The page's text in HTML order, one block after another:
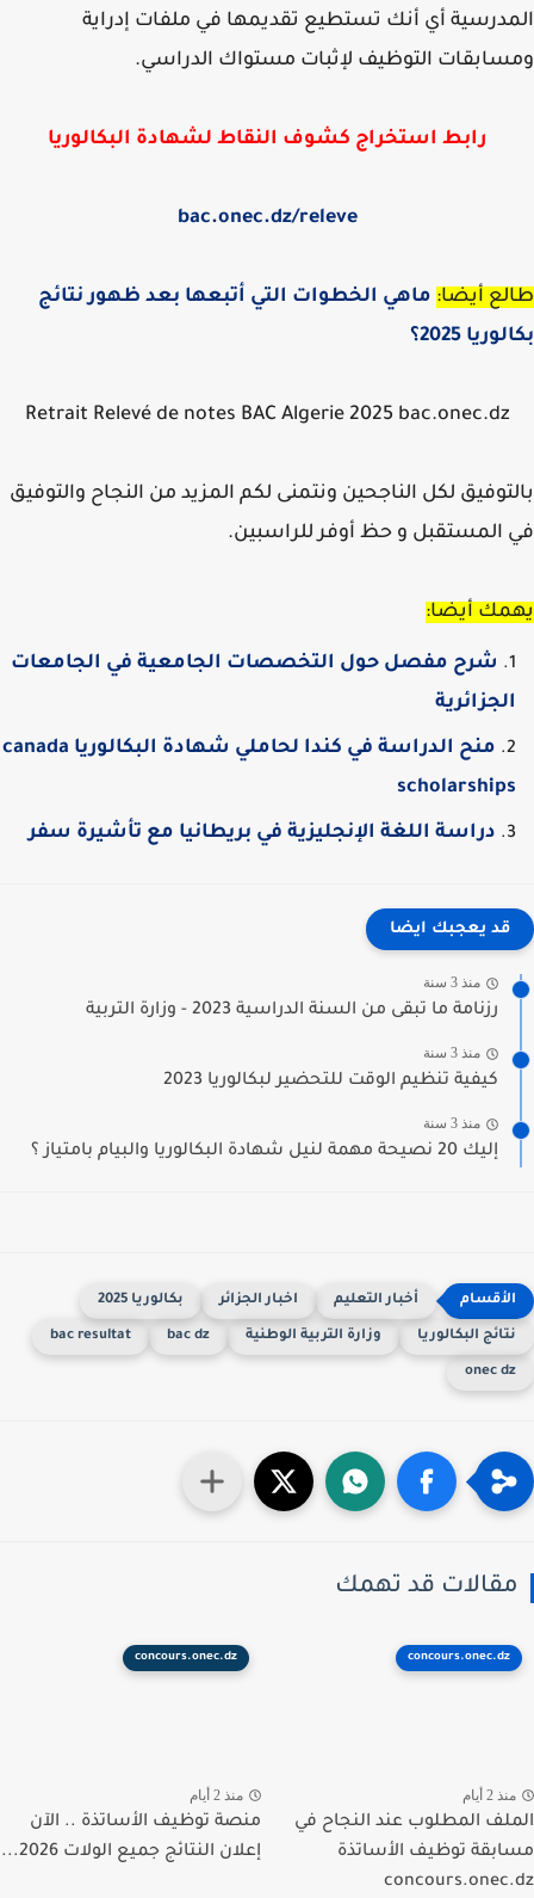
أي أنك تستطيع تقديمها في ملفات إدراية
التوظيف لإثبات مستواك الدراسي.
رابط استخراج كشوف النقاط لشهادة البكالوريا
bac.onec.dz/releve
أيضا: ماهي الخطوات التي أتبعها بعد ظهور نتائج
2025؟
Retrait Relevé de notes BAC Algerie 2025 bac.onec.dz
لكل الناجحين ونتمنى لكم المزيد من النجاح والتوفيق
المستقبل و حظ أوفر للراسبين.
أيضا:
شرح مفصل حول التخصصات الجامعية في الجامعات
منح الدراسة في كندا لحاملي شهادة البكالوريا canada
دراسة اللغة الإنجليزية في بريطانيا مع تأشيرة سفر
قد يعجبك ايضا
منذ 3 سنة
رزنامة ما تبقى من السنة الدراسية 2023 - وزارة التربية
منذ 3 سنة
كيفية تنظيم الوقت للتحضير لبكالوريا 2023
منذ 3 سنة
إليك 20 نصيحة مهمة لنيل شهادة البكالوريا والبيام بامتياز ؟
أخبار التعليم اخبار الجزائر بكالوريا 2025
البكالوريا وزارة التربية الوطنية bac dz
bac resultat
onec
قد تهمك
concours.onec.dz
2 أيام
المطلوب عند النجاح في
توظيف الأساتذة
concours.onec.dz
منذ 2 أيام
منصة توظيف الأساتذة .. الآن
إعلان النتائج جميع الولات 2026...